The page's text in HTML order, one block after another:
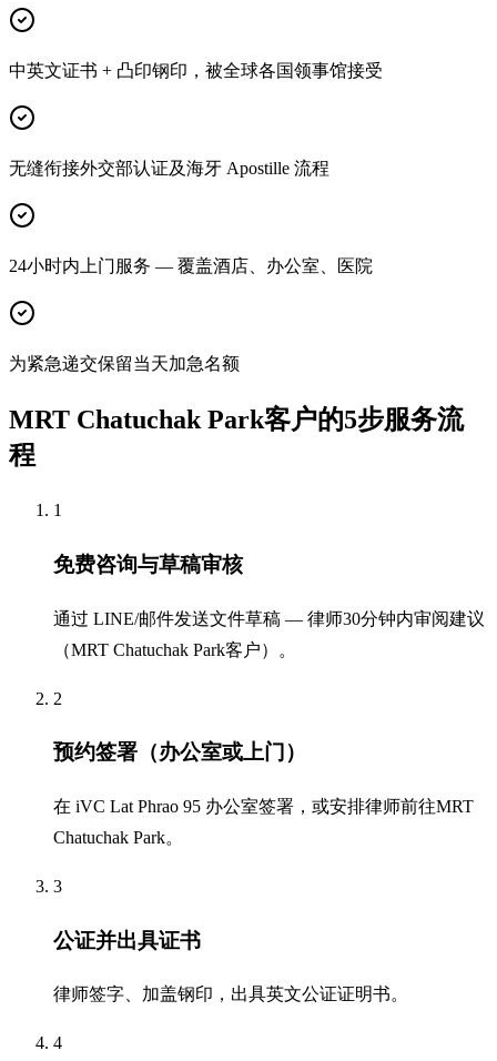
中英文证书 + 凸印钢印，被全球各国领事馆接受
无缝衔接外交部认证及海牙 Apostille 流程
24小时内上门服务 — 覆盖酒店、办公室、医院
为紧急递交保留当天加急名额
MRT Chatuchak Park客户的5步服务流
程
1
免费咨询与草稿审核
通过 LINE/邮件发送文件草稿 — 律师30分钟内审阅建议
（MRT Chatuchak Park客户）。
2
预约签署（办公室或上门）
在 iVC Lat Phrao 95 办公室签署，或安排律师前往MRT
Chatuchak Park。
3
公证并出具证书
律师签字、加盖钢印，出具英文公证证明书。
4